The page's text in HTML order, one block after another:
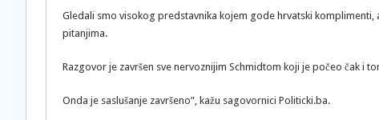
Gledali smo visokog predstavnika kojem gode hrvatski komplimenti,
pitanjima.
Razgovor je završen sve nervoznijim Schmidtom koji je počeo čak i
Onda je saslušanje završeno”, kažu sagovornici Politicki.ba.